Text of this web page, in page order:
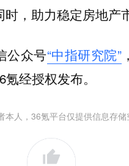
，助力稳定房地产
公众号“中指研究院”
经授权发布。
人，36氪平台仅提供信息存储